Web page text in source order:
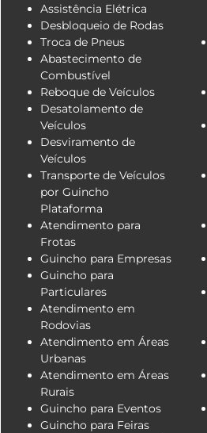
Assistência Elétrica
Desbloqueio de Rodas
Troca de Pneus
Abastecimento de
Combustível
Reboque de Veículos
Desatolamento de
Veículos
Desviramento de
Veículos
Transporte de Veículos
por Guincho
Plataforma
Atendimento para
Frotas
Guincho para Empresas
Guincho para
Particulares
Atendimento em
Rodovias
Atendimento em Áreas
Urbanas
Atendimento em Áreas
Rurais
Guincho para Eventos
Guincho para Feiras